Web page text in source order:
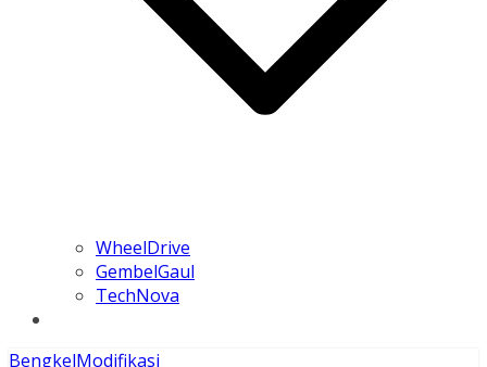
WheelDrive
GembelGaul
TechNova
BengkelModifikasi